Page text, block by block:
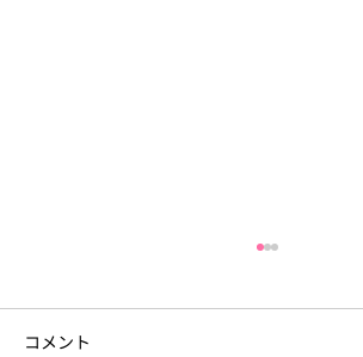
コメント